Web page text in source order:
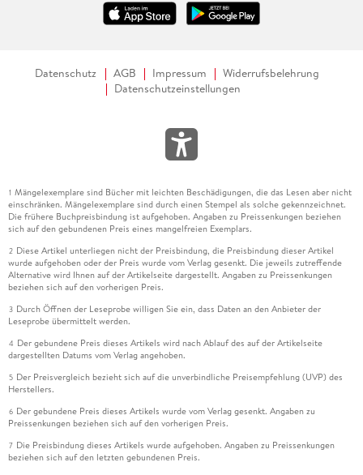
Datenschutz AGB Impressum
Widerrufsbelehrung
Datenschutzeinstellungen
1 Mängelexemplare sind Bücher mit leichten Beschädigungen, die das Lesen aber nicht
einschränken. Mängelexemplare sind durch einen Stempel als solche gekennzeichnet.
Die frühere Buchpreisbindung ist aufgehoben. Angaben zu Preissenkungen beziehen
sich auf den gebundenen Preis eines mangelfreien Exemplars.
2 Diese Artikel unterliegen nicht der Preisbindung, die Preisbindung dieser Artikel
wurde aufgehoben oder der Preis wurde vom Verlag gesenkt. Die jeweils zutreffende
Alternative wird Ihnen auf der Artikelseite dargestellt. Angaben zu Preissenkungen
beziehen sich auf den vorherigen Preis.
3 Durch Öffnen der Leseprobe willigen Sie ein, dass Daten an den Anbieter der
Leseprobe übermittelt werden.
4 Der gebundene Preis dieses Artikels wird nach Ablauf des auf der Artikelseite
dargestellten Datums vom Verlag angehoben.
5 Der Preisvergleich bezieht sich auf die unverbindliche Preisempfehlung (UVP) des
Herstellers.
6 Der gebundene Preis dieses Artikels wurde vom Verlag gesenkt. Angaben zu
Preissenkungen beziehen sich auf den vorherigen Preis.
7 Die Preisbindung dieses Artikels wurde aufgehoben. Angaben zu Preissenkungen
beziehen sich auf den letzten gebundenen Preis.